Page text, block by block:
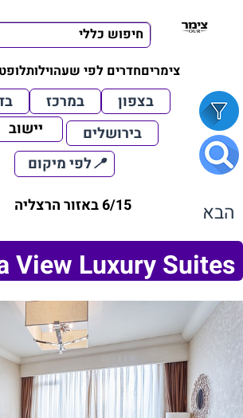
חיפוש כללי
צימריםחדרים לפי שעהוילות
בצפון במרכז
בירושלים
📍לפי מיקום
הבא 6/15 באזור הרצליה
View Luxury Suites